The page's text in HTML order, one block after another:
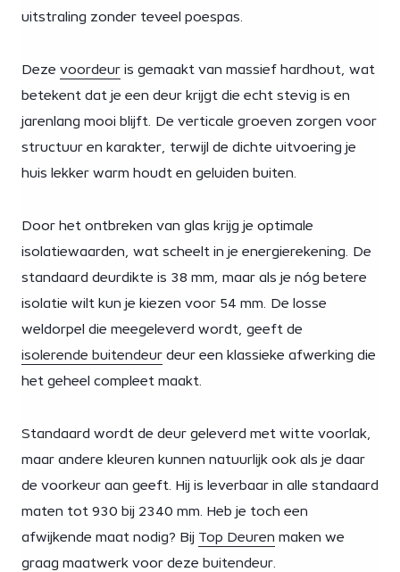
uitstraling zonder teveel poespas.
Deze voordeur is gemaakt van massief hardhout, wat
betekent dat je een deur krijgt die echt stevig is en
jarenlang mooi blijft. De verticale groeven zorgen voor
structuur en karakter, terwijl de dichte uitvoering je
huis lekker warm houdt en geluiden buiten.
Door het ontbreken van glas krijg je optimale
isolatiewaarden, wat scheelt in je energierekening. De
standaard deurdikte is 38 mm, maar als je nóg betere
isolatie wilt kun je kiezen voor 54 mm. De losse
weldorpel die meegeleverd wordt, geeft de
isolerende buitendeur deur een klassieke afwerking die
het geheel compleet maakt.
Standaard wordt de deur geleverd met witte voorlak,
maar andere kleuren kunnen natuurlijk ook als je daar
de voorkeur aan geeft. Hij is leverbaar in alle standaard
maten tot 930 bij 2340 mm. Heb je toch een
afwijkende maat nodig? Bij Top Deuren maken we
graag maatwerk voor deze buitendeur